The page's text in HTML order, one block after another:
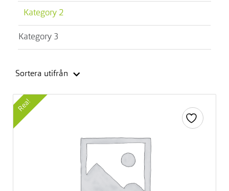
Kategory 2
Kategory 3
Sortera utifrån
Rea!